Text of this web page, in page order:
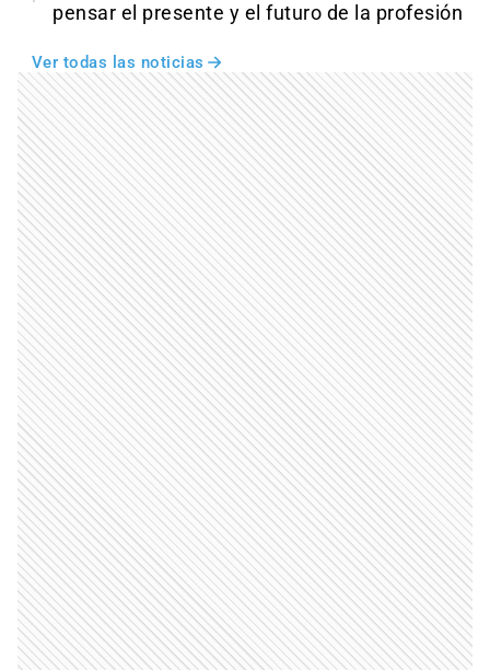
pensar el presente y el futuro de la profesión
Ver todas las noticias